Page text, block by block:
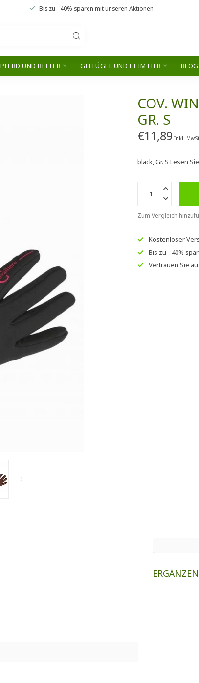
Bis zu - 40% sparen mit unseren Aktionen
PFERD UND REITER GEFLÜGEL UND HEIMTIER BLOG
COV.
GR. S
€11,89 Inkl.
black, Gr. SLesen
Zum Vergleich
Kostenloser
Bis zu - 40%
Vertrauen Sie